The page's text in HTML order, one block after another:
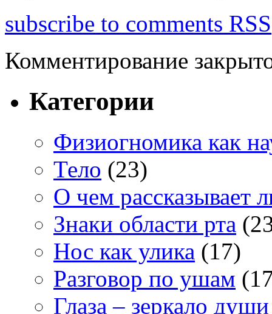
subscribe to comments RSS
Комментирование
Категории
Физиогномика как
Тело (23)
О чем рассказывает
Знаки области рта
Нос как улика (17)
Разговор по ушам
Глаза – зеркало души